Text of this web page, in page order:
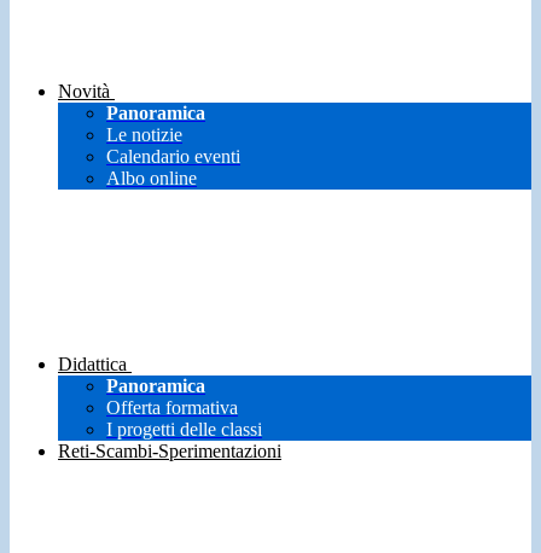
Novità
Panoramica
Le notizie
Calendario eventi
Albo online
Didattica
Panoramica
Offerta formativa
I progetti delle classi
Reti-Scambi-Sperimentazioni